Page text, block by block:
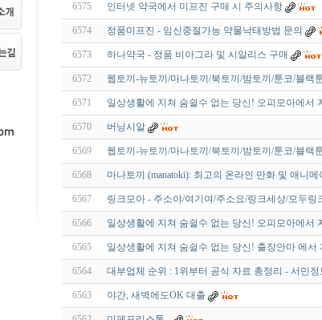
6575 인터넷 약국에서 미프진 구매 시 주의사항
6574 정품미프진 - 임신중절가능 약물낙태방법 문의
6573 하나약국 - 정품 비아그라 및 시알리스 구매
6572 웹토끼-뉴토끼/마나토끼/북토끼/밤토끼/툰코/블랙
6571 일상생활에 지쳐 숨쉴수 없는 당신! 오피모아에서
6570 버닝시알
6569 웹토끼-뉴토끼/마나토끼/북토끼/밤토끼/툰코/블랙
6568 마나토끼 (manatoki): 최고의 온라인 만화 및 애니메
6567 링크모아 - 주소야/여기여/주소요/링크세상/모두링
6566 일상생활에 지쳐 숨쉴수 없는 당신! 오피모아에서
6565 일상생활에 지쳐 숨쉴수 없는 당신! 출장안마 에
6564 대부업체 순위 : 1위부터 공식 자료 총정리 - 서민정
6563 야간, 새벽에도OK 대출